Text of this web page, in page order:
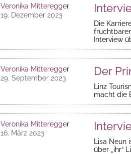
Veronika Mitteregger
19. Dezember 2023
Die
Interview
Veronika Mitteregger
29. September 2023
Der
Linz
macht die
Veronika Mitteregger
16. März 2023
Lisa
über „ihr“